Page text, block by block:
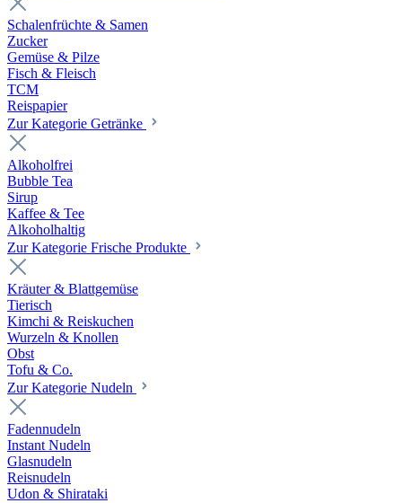
Schalenfrüchte & Samen
Zucker
Gemüse & Pilze
Fisch & Fleisch
TCM
Reispapier
Zur Kategorie Getränke
Alkoholfrei
Bubble Tea
Sirup
Kaffee & Tee
Alkoholhaltig
Zur Kategorie Frische Produkte
Kräuter & Blattgemüse
Tierisch
Kimchi & Reiskuchen
Wurzeln & Knollen
Obst
Tofu & Co.
Zur Kategorie Nudeln
Fadennudeln
Instant Nudeln
Glasnudeln
Reisnudeln
Udon & Shirataki